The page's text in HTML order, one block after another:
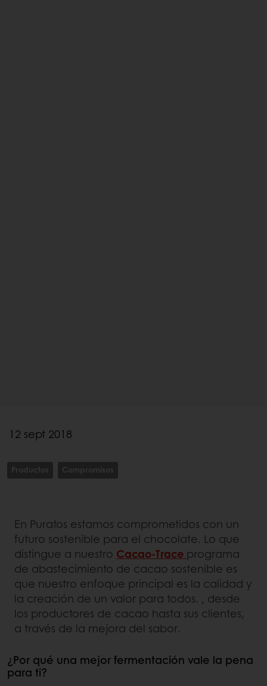
12 sept 2018
Productos Compromisos
En Puratos estamos comprometidos con un
futuro sostenible para el chocolate. Lo que
distingue a nuestro Cacao-Trace programa
de abastecimiento de cacao sostenible es
que nuestro enfoque principal es la calidad y
la creación de un valor para todos. , desde
los productores de cacao hasta sus clientes,
a través de la mejora del sabor.
¿Por qué una mejor fermentación vale la pena
para ti?